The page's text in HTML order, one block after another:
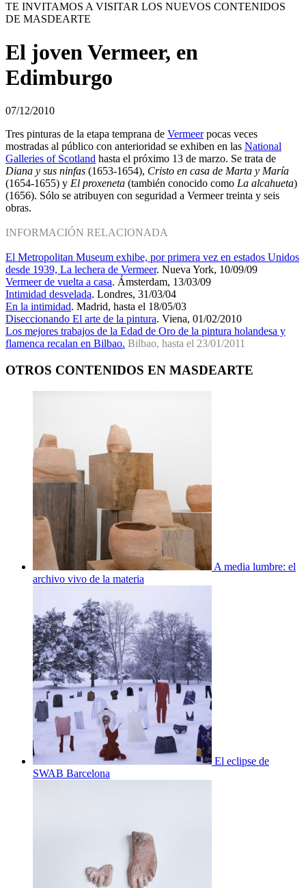
TE INVITAMOS A VISITAR LOS NUEVOS CONTENIDOS
DE MASDEARTE
El joven Vermeer, en
Edimburgo
07/12/2010
Tres pinturas de la etapa temprana de Vermeerpocas veces
mostradas al público con anterioridad se exhiben en las National
Galleries of Scotland hasta el próximo 13 de marzo. Se trata de
Diana y sus ninfas (1653-1654), Cristo en casa de Marta y María
(1654-1655) y El proxeneta (también conocido como La alcahueta)
(1656). Sólo se atribuyen con seguridad a Vermeer treinta y seis
obras.
INFORMACIÓN RELACIONADA
El Metropolitan Museum exhibe, por primera vez en estados Unidos
desde 1939, La lechera de Vermeer. Nueva York, 10/09/09
Vermeer de vuelta a casa. Ámsterdam, 13/03/09
Intimidad desvelada. Londres, 31/03/04
En la intimidad. Madrid, hasta el 18/05/03
Diseccionando El arte de la pintura. Viena, 01/02/2010
Los mejores trabajos de la Edad de Oro de la pintura holandesa y
flamenca recalan en Bilbao. Bilbao, hasta el 23/01/2011
OTROS CONTENIDOS EN MASDEARTE
A media lumbre: el
archivo vivo de la materia
El eclipse de
SWAB Barcelona